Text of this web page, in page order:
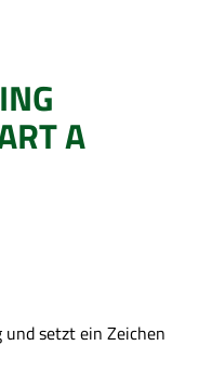
A
setzt ein Zeichen